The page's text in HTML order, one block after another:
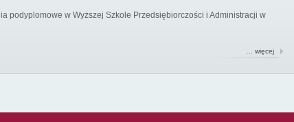
podyplomowe w Wyższej Szkole Przedsiębiorczości i Administracji w
… więcej